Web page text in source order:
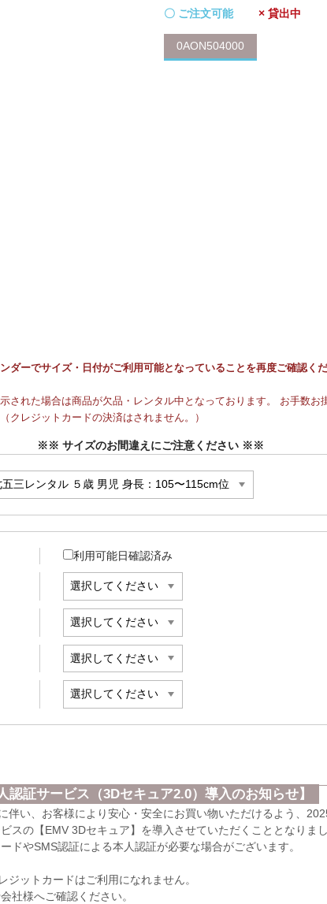
〇 ご注文可能 × 貸出中
0AON504000
ダーでサイズ・日付がご利用可能となっていることを再度ご確認く
された場合は商品が欠品・レンタル中となっております。 お手数お
クレジットカードの決済はされません。）
※※ サイズのお間違えにご注意ください ※※
利用可能日確認済み
認証サービス（3Dセキュア2.0）導入のお知らせ】
伴い、お客様により安心・安全にお買い物いただけるよう、
スの【EMV 3Dセキュア】を導入させていただくこととなりま
ドやSMS認証による本人認証が必要な場合がございます。
ットカードはご利用になれません。
社様へご確認ください。